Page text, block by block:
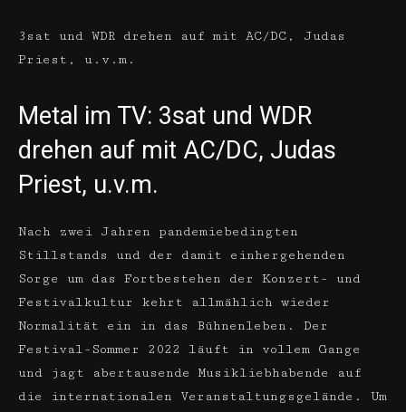
3sat und WDR drehen auf mit AC/DC, Judas
Priest, u.v.m.
Metal im TV: 3sat und WDR
drehen auf mit AC/DC, Judas
Priest, u.v.m.
Nach zwei Jahren pandemiebedingten
Stillstands und der damit einhergehenden
Sorge um das Fortbestehen der Konzert- und
Festivalkultur kehrt allmählich wieder
Normalität ein in das Bühnenleben. Der
Festival-Sommer 2022 läuft in vollem Gange
und jagt abertausende Musikliebhabende auf
die internationalen Veranstaltungsgelände. Um